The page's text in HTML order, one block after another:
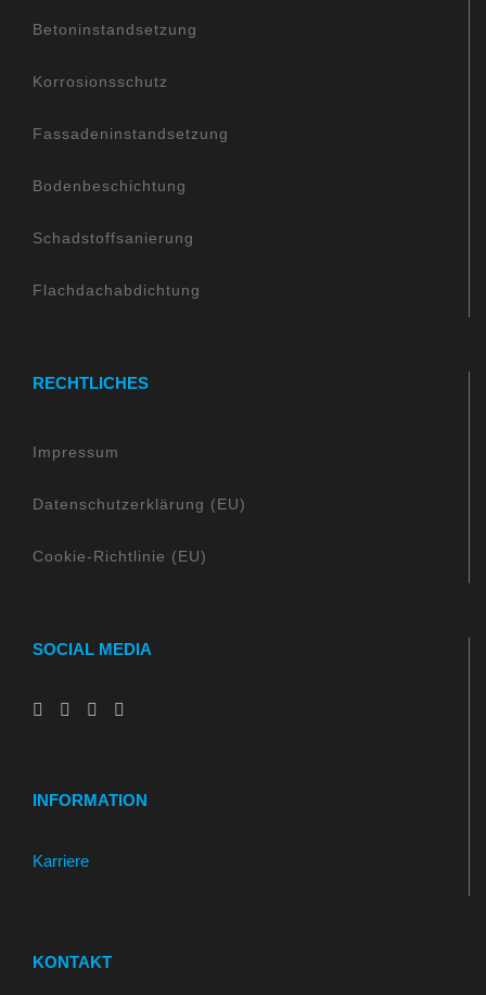
Betoninstandsetzung
Korrosionsschutz
Fassadeninstandsetzung
Bodenbeschichtung
Schadstoffsanierung
Flachdachabdichtung
RECHTLICHES
Impressum
Datenschutzerklärung (EU)
Cookie-Richtlinie (EU)
SOCIAL MEDIA
INFORMATION
Karriere
KONTAKT